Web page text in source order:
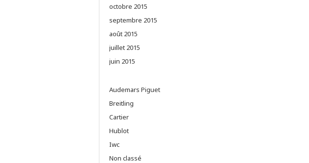
octobre 2015
septembre 2015
août 2015
juillet 2015
juin 2015
Audemars Piguet
Breitling
Cartier
Hublot
Iwc
Non classé